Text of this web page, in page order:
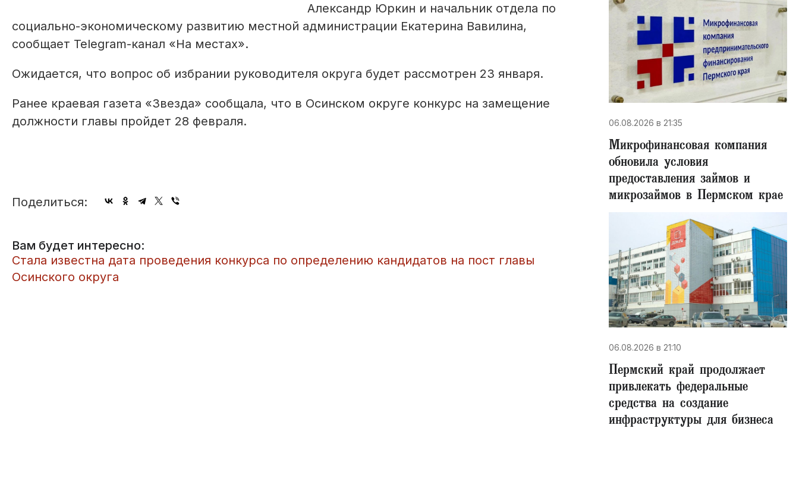
Александр Юркин и начальник отдела по
социально-экономическому развитию местной администрации Екатерина Вавилина,
сообщает Telegram-канал «На местах».
Ожидается, что вопрос об избрании руководителя округа будет рассмотрен 23 января.
Ранее краевая газета «Звезда» сообщала, что в Осинском округе конкурс на замещение
должности главы пройдет 28 февраля.
Поделиться:
Вам будет интересно:
Стала известна дата проведения конкурса по определению кандидатов на пост главы
Осинского округа
06.08.2026 в 21:35
Микрофинансовая компания
обновила условия
предоставления займов и
микрозаймов в Пермском крае
06.08.2026 в 21:10
Пермский край продолжает
привлекать федеральные
средства на создание
инфраструктуры для бизнеса